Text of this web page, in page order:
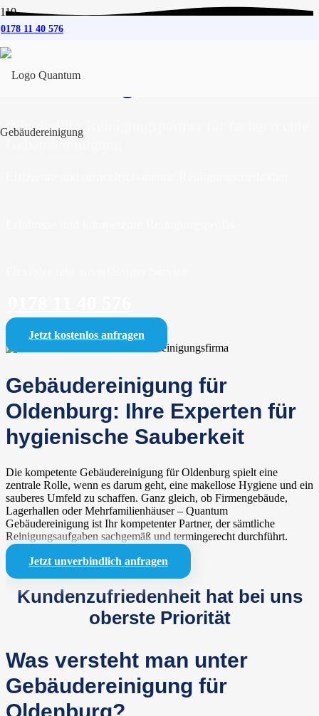
0178 11 40 576
Gebäudereinigung
Oldenburg
Wir sind Ihr Reinigungspartner für fachgerechte
Gebäudereinigung
Jetzt kostenlos anfragen
Gebäudereinigung für
Oldenburg: Ihre Experten für
hygienische Sauberkeit
Die kompetente Gebäudereinigung für Oldenburg spielt eine
zentrale Rolle, wenn es darum geht, eine makellose Hygiene und ein
sauberes Umfeld zu schaffen. Ganz gleich, ob Firmengebäude,
Lagerhallen oder Mehrfamilienhäuser – Quantum
Gebäudereinigung ist Ihr kompetenter Partner, der sämtliche
Reinigungsaufgaben sachgemäß und termingerecht durchführt.
Jetzt unverbindlich anfragen
Kundenzufriedenheit hat bei uns
oberste Priorität
Was versteht man unter
Gebäudereinigung für
Oldenburg?